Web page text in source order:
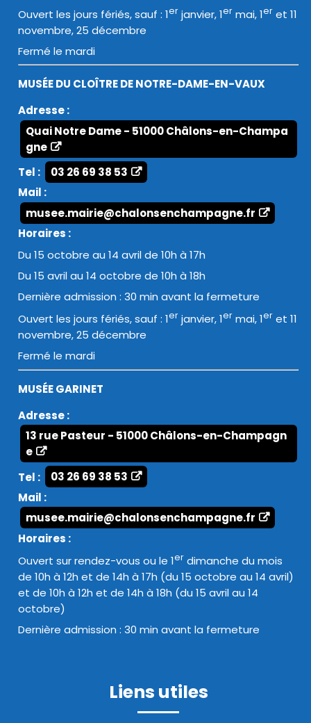
Ouvert les jours fériés, sauf : 1er janvier, 1er mai, 1er et 11
novembre, 25 décembre
Fermé le mardi
MUSÉE DU CLOÎTRE DE NOTRE-DAME-EN-VAUX
Adresse :
Quai Notre Dame - 51000 Châlons-en-Champa
gne
Tel :
03 26 69 38 53
Mail :
musee.mairie@chalonsenchampagne.fr
Horaires :
Du 15 octobre au 14 avril de 10h à 17h
Du 15 avril au 14 octobre de 10h à 18h
Dernière admission : 30 min avant la fermeture
Ouvert les jours fériés, sauf : 1er janvier, 1er mai, 1er et 11
novembre, 25 décembre
Fermé le mardi
MUSÉE GARINET
Adresse :
13 rue Pasteur - 51000 Châlons-en-Champagn
e
Tel :
03 26 69 38 53
Mail :
musee.mairie@chalonsenchampagne.fr
Horaires :
Ouvert sur rendez-vous ou le 1er dimanche du mois
de 10h à 12h et de 14h à 17h (du 15 octobre au 14 avril)
et de 10h à 12h et de 14h à 18h (du 15 avril au 14
octobre)
Dernière admission : 30 min avant la fermeture
Liens utiles